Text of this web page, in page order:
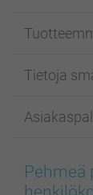
Kuvakortit
Kuvakirjat
Valokuvat,
Kännykkä &
Tietoja
Affiliate
Sivukartta
100%
smartbonus
Pehmeä